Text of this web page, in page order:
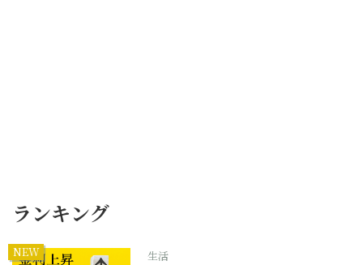
ランキング
NEW 生活